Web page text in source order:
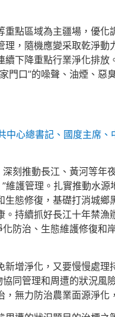
點區域為主疆場，優
，隨機應變采取乾淨
下降重點行業淨化排放
門口”的噪聲、油煙、
心總書記、國度主席
刻推動長江、黃河等
護管理。扎實推動水
態修復，基礎打消城
持續抓好長江十年禁
防治、生態維護修復
增淨化，又要慢慢處
同管理和周遭的狀況風
無力防治農業面源淨化